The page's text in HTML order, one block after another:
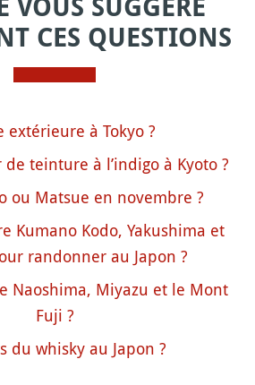
VOUS SUGGÈRE
CES QUESTIONS
extérieure à Tokyo ?
teinture à l’indigo à Kyoto ?
ou Matsue en novembre ?
Kumano Kodo, Yakushima et
randonner au Japon ?
Naoshima, Miyazu et le Mont
Fuji ?
du whisky au Japon ?